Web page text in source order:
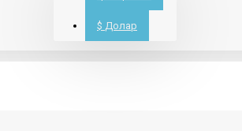
$ Долар